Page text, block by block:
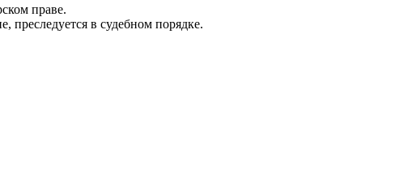
праве.
в судебном порядке.